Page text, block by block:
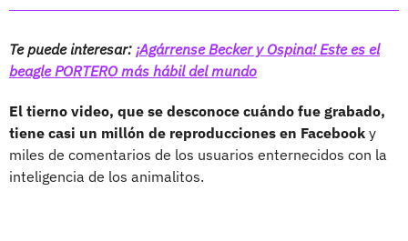
Te puede interesar: ¡Agárrense Becker y Ospina! Este es el
beagle PORTERO más hábil del mundo
El tierno video, que se desconoce cuándo fue grabado,
tiene casi un millón de reproducciones en Facebook y
miles de comentarios de los usuarios enternecidos con la
inteligencia de los animalitos.